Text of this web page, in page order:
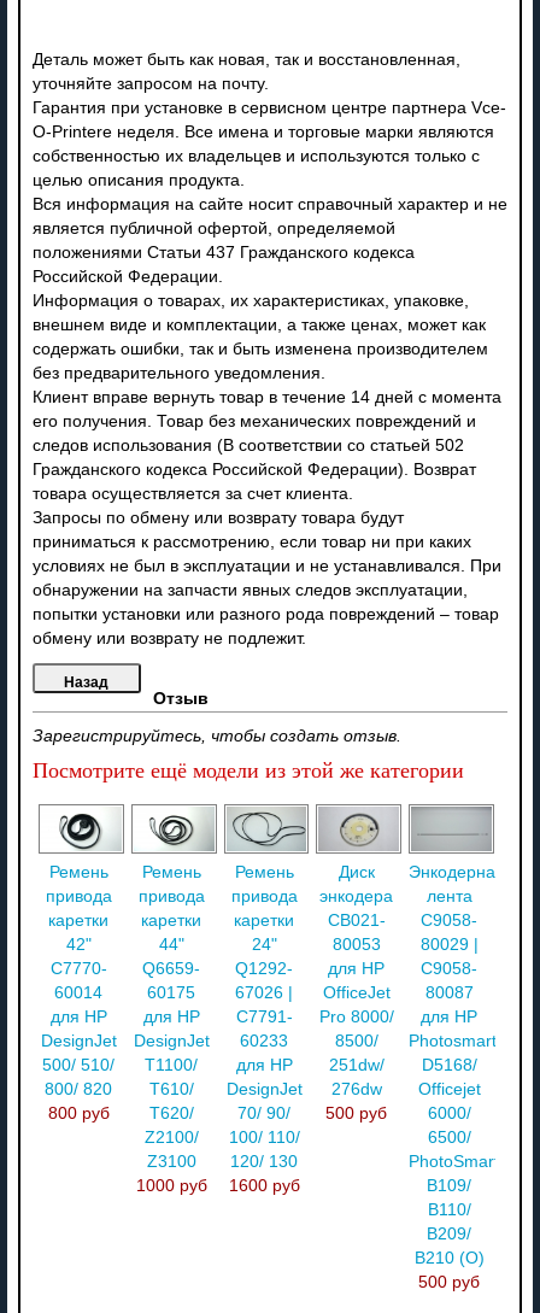
Деталь может быть как новая, так и восстановленная,
уточняйте запросом на почту.
Гарантия при установке в сервисном центре партнера Vce-
O-Printere неделя. Все имена и торговые марки являются
собственностью их владельцев и используются только с
целью описания продукта.
Вся информация на сайте носит справочный характер и не
является публичной офертой, определяемой
положениями Статьи 437 Гражданского кодекса
Российской Федерации.
Информация о товарах, их характеристиках, упаковке,
внешнем виде и комплектации, а также ценах, может как
содержать ошибки, так и быть изменена производителем
без предварительного уведомления.
Клиент вправе вернуть товар в течение 14 дней с момента
его получения. Товар без механических повреждений и
следов использования (В соответствии со статьей 502
Гражданского кодекса Российской Федерации). Возврат
товара осуществляется за счет клиента.
Запросы по обмену или возврату товара будут
приниматься к рассмотрению, если товар ни при каких
условиях не был в эксплуатации и не устанавливался. При
обнаружении на запчасти явных следов эксплуатации,
попытки установки или разного рода повреждений – товар
обмену или возврату не подлежит.
Отзыв
Зарегистрируйтесь, чтобы создать отзыв.
Посмотрите ещё модели из этой же категории
Ремень
привода
каретки
42"
C7770-
60014
для HP
DesignJet
500/ 510/
800/ 820
800 руб
Ремень
привода
каретки
44"
Q6659-
60175
для HP
DesignJet
T1100/
T610/
T620/
Z2100/
Z3100
1000 руб
Ремень
привода
каретки
24"
Q1292-
67026 |
C7791-
60233
для HP
DesignJet
70/ 90/
100/ 110/
120/ 130
1600 руб
Диск
энкодера
CB021-
80053
для HP
OfficeJet
Pro 8000/
8500/
251dw/
276dw
500 руб
Энкодерная
лента
C9058-
80029 |
C9058-
80087
для HP
Photosmart
D5168/
Officejet
6000/
6500/
PhotoSmart
B109/
B110/
B209/
B210 (О)
500 руб